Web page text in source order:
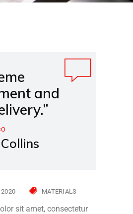
and
2020 MATERIALS
sit amet, consectetur